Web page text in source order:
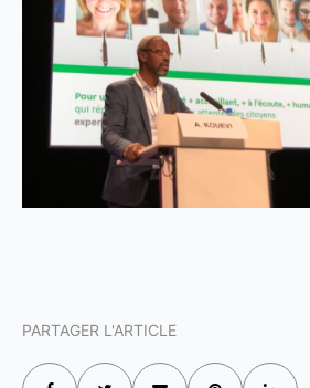
PARTAGER L'ARTICLE